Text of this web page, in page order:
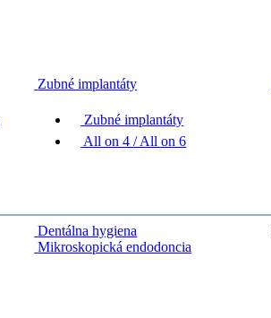
Zubné implantáty
Zubné implantáty
All on 4 / All on 6
Dentálna hygiena
Mikroskopická endodoncia